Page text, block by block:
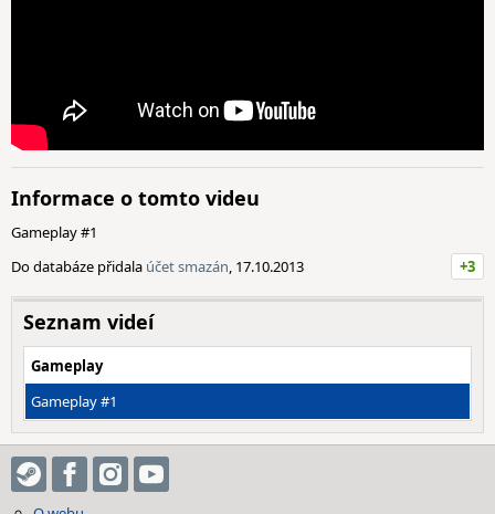
Informace o tomto videu
Gameplay #1
Do databáze přidala účet smazán, 17.10.2013 +3
Seznam videí
Gameplay
Gameplay #1